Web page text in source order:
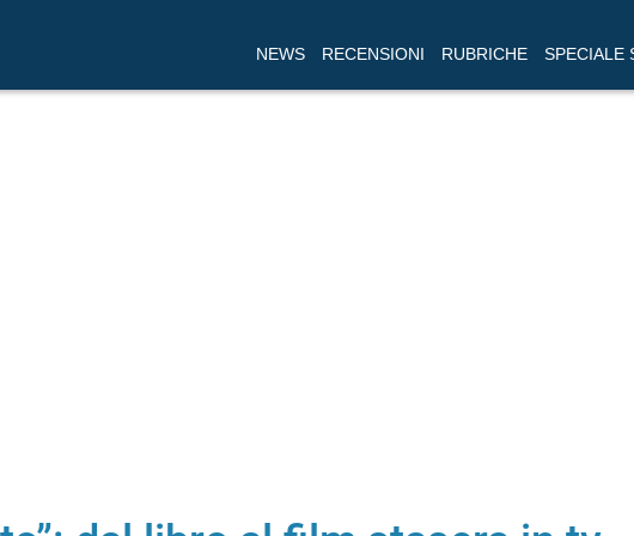
NEWS RECENSIONI RUBRICHE SPECIALE